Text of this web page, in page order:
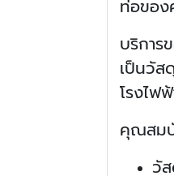
ท่อขอ
บริการ
เป็นวัส
โรงไฟ
คุณสม
วั